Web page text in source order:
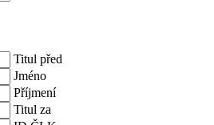
Titul před
Jméno
Příjmení
Titul za